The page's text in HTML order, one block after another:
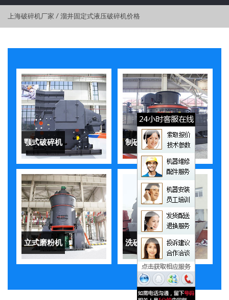
上海破碎机厂家 / 溜井固定式液压破碎机价格
颚式破碎机 制砂机
立式磨粉机 洗砂机